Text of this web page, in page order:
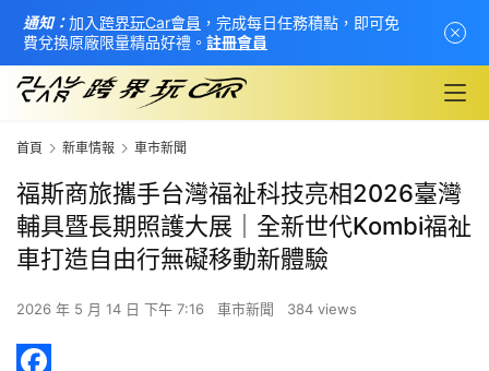
首頁 新車情報 車市新聞
福斯商旅攜手台灣福祉科技亮相2026臺灣
輔具暨長期照護大展｜全新世代Kombi福祉
車打造自由行無礙移動新體驗
2026 年 5 月 14 日 下午 7:16 車市新聞 384 views
通知：加入 跨界玩Car會員 ，完成每日任務積點，即可免
費兌換原廠限量精品好禮。 註冊會員